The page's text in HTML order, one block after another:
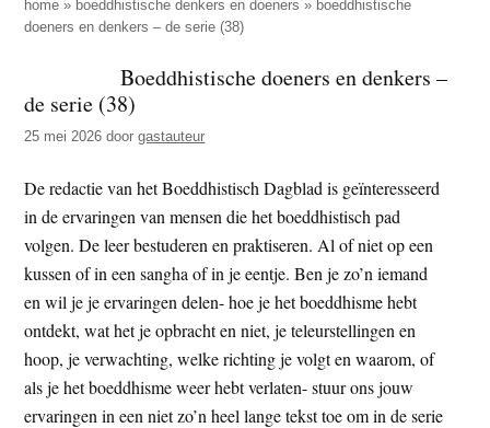
p
d
z
e
i
t
e
n
n
d
z
e
s
i
t
e
home » boeddhistische denkers en doeners » boeddhistische
doeners en denkers – de serie (38)
Boeddhistische doeners en denkers –
de serie (38)
25 mei 2026 doorgastauteur
De redactie van het Boeddhistisch Dagblad is geïnteresseerd
in de ervaringen van mensen die het boeddhistisch pad
volgen. De leer bestuderen en praktiseren. Al of niet op een
kussen of in een sangha of in je eentje. Ben je zo’n iemand
en wil je je ervaringen delen- hoe je het boeddhisme hebt
ontdekt, wat het je opbracht en niet, je teleurstellingen en
hoop, je verwachting, welke richting je volgt en waarom, of
als je het boeddhisme weer hebt verlaten- stuur ons jouw
ervaringen in een niet zo’n heel lange tekst toe om in de serie